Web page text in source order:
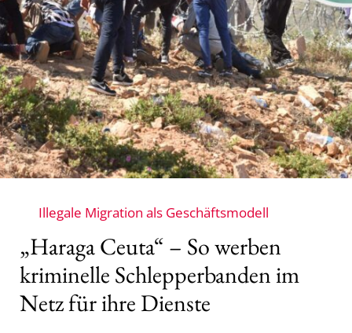
Illegale Migration als Geschäftsmodell
„Haraga Ceuta“ – So werben
kriminelle Schlepperbanden im
Netz für ihre Dienste